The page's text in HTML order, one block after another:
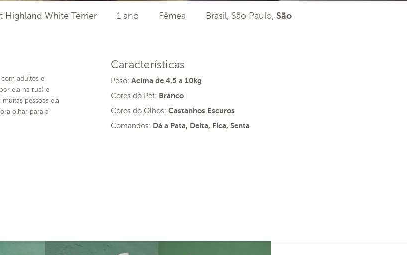
Highland White Terrier 1 ano Fêmea Brasil, São Paulo, São
adultos e
ela na rua) e
pessoas ela
olhar para a
Características
Peso: Acima de 4,5 a 10kg
Cores do Pet: Branco
Cores do Olhos: Castanhos Escuros
Comandos: Dá a Pata, Deita, Fica, Senta